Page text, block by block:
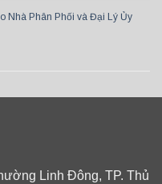
Nhà Phân Phối và Đại Lý Ủy
Linh Đông, TP. Thủ